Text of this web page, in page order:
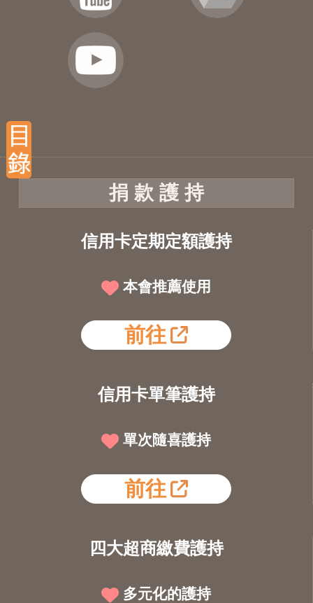
捐 款 護 持
信用卡定期定額護持
本會推薦使用
前往
信用卡單筆護持
單次隨喜護持
前往
四大超商繳費護持
多元化的護持